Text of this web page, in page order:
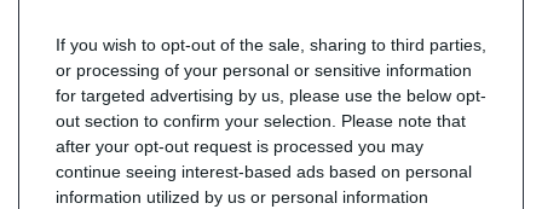
If you wish to opt-out of the sale, sharing to third parties,
or processing of your personal or sensitive information
for targeted advertising by us, please use the below opt-
out section to confirm your selection. Please note that
after your opt-out request is processed you may
continue seeing interest-based ads based on personal
information utilized by us or personal information